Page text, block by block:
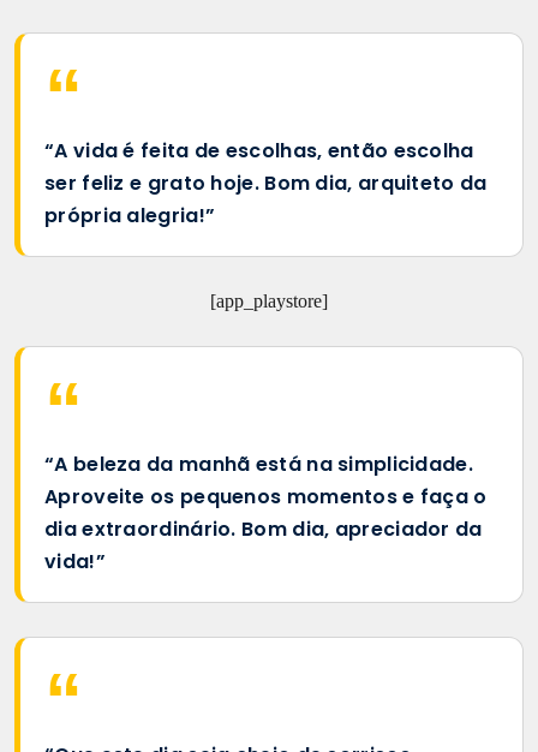
“A vida é feita de escolhas, então escolha
ser feliz e grato hoje. Bom dia, arquiteto da
própria alegria!”
[app_playstore]
“A beleza da manhã está na simplicidade.
Aproveite os pequenos momentos e faça o
dia extraordinário. Bom dia, apreciador da
vida!”